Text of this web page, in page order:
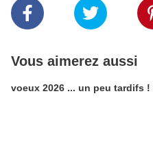
Vous aimerez aussi
voeux 2026 ... un peu tardifs !